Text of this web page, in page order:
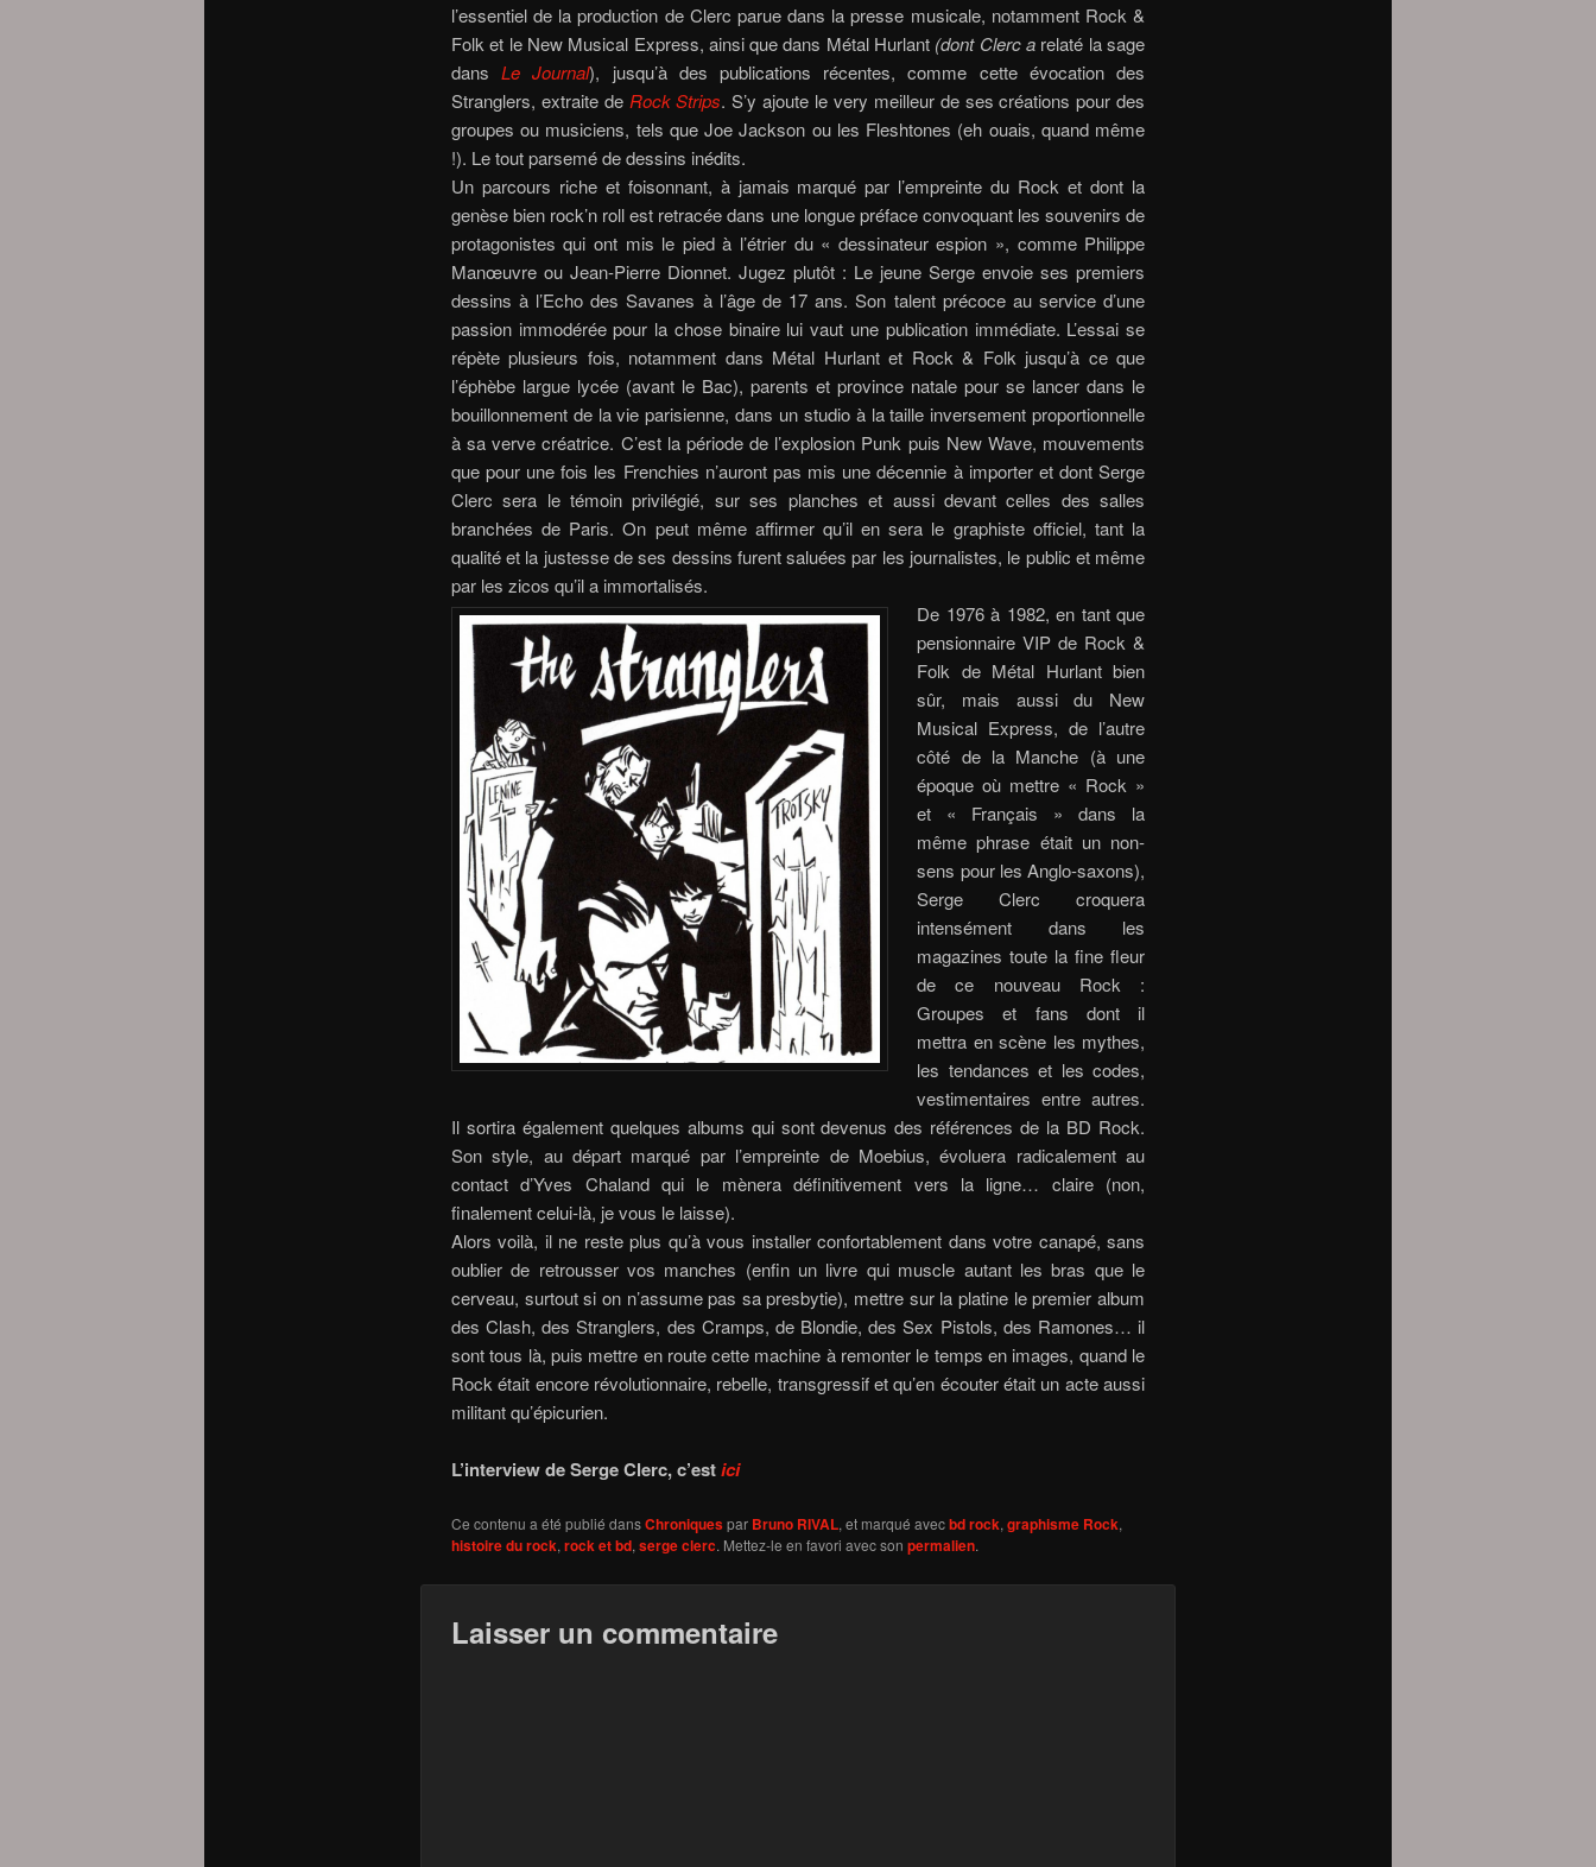
l’essentiel de la production de Clerc parue dans la presse musicale, notamment Rock &
Folk et le New Musical Express, ainsi que dans Métal Hurlant (dont Clerc a relaté la sage
dansLe Journal), jusqu’à des publications récentes, comme cette évocation des
Stranglers, extraite de Rock Strips. S’y ajoute le very meilleur de ses créations pour des
groupes ou musiciens, tels que Joe Jackson ou les Fleshtones (eh ouais, quand même
!). Le tout parsemé de dessins inédits.
Un parcours riche et foisonnant, à jamais marqué par l’empreinte du Rock et dont la
genèse bien rock’n roll est retracée dans une longue préface convoquant les souvenirs de
protagonistes qui ont mis le pied à l’étrier du « dessinateur espion », comme Philippe
Manœuvre ou Jean-Pierre Dionnet. Jugez plutôt : Le jeune Serge envoie ses premiers
dessins à l’Echo des Savanes à l’âge de 17 ans. Son talent précoce au service d’une
passion immodérée pour la chose binaire lui vaut une publication immédiate. L’essai se
répète plusieurs fois, notamment dans Métal Hurlant et Rock & Folk jusqu’à ce que
l’éphèbe largue lycée (avant le Bac), parents et province natale pour se lancer dans le
bouillonnement de la vie parisienne, dans un studio à la taille inversement proportionnelle
à sa verve créatrice. C’est la période de l’explosion Punk puis New Wave, mouvements
que pour une fois les Frenchies n’auront pas mis une décennie à importer et dont Serge
Clerc sera le témoin privilégié, sur ses planches et aussi devant celles des salles
branchées de Paris. On peut même affirmer qu’il en sera le graphiste officiel, tant la
qualité et la justesse de ses dessins furent saluées par les journalistes, le public et même
par les zicos qu’il a immortalisés.
De 1976 à 1982, en tant que
pensionnaire VIP de Rock &
Folk de Métal Hurlant bien
sûr, mais aussi du New
Musical Express, de l’autre
côté de la Manche (à une
époque où mettre « Rock »
et « Français » dans la
même phrase était un non-
sens pour les Anglo-saxons),
Serge Clerc croquera
intensément dans les
magazines toute la fine fleur
de ce nouveau Rock :
Groupes et fans dont il
mettra en scène les mythes,
les tendances et les codes,
vestimentaires entre autres.
Il sortira également quelques albums qui sont devenus des références de la BD Rock.
Son style, au départ marqué par l’empreinte de Moebius, évoluera radicalement au
contact d’Yves Chaland qui le mènera définitivement vers la ligne… claire (non,
finalement celui-là, je vous le laisse).
Alors voilà, il ne reste plus qu’à vous installer confortablement dans votre canapé,sans
oublier de retrousser vos manches (enfin un livre qui muscle autant les bras que le
cerveau, surtout si on n’assume pas sa presbytie), mettre sur la platine le premier album
des Clash, des Stranglers, des Cramps, de Blondie, des Sex Pistols, des Ramones… il
sont tous là, puis mettre en route cette machine à remonter le temps en images, quand le
Rock était encore révolutionnaire, rebelle, transgressif et qu’en écouter était un acte aussi
militant qu’épicurien.
L’interview de Serge Clerc, c’estici
Ce contenu a été publié dansChroniquespar Bruno RIVAL, et marqué avecbd rock, graphisme Rock,
histoire du rock, rock et bd, serge clerc. Mettez-le en favori avec son permalien.
Laisser un commentaire